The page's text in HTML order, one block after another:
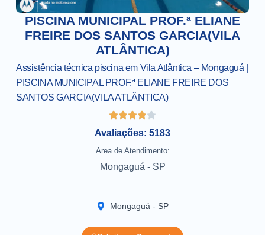
PISCINA MUNICIPAL PROF.ª ELIANE
FREIRE DOS SANTOS GARCIA(VILA
ATLÂNTICA)
Assistência técnica piscina em Vila Atlântica – Mongaguá |
PISCINA MUNICIPAL PROF.ª ELIANE FREIRE DOS
SANTOS GARCIA(VILA ATLÂNTICA)
Avaliações: 5183
Area de Atendimento:
Mongaguá - SP
Mongaguá - SP